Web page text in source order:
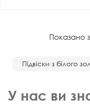
Показано з
Підвіски з білого
У нас ви